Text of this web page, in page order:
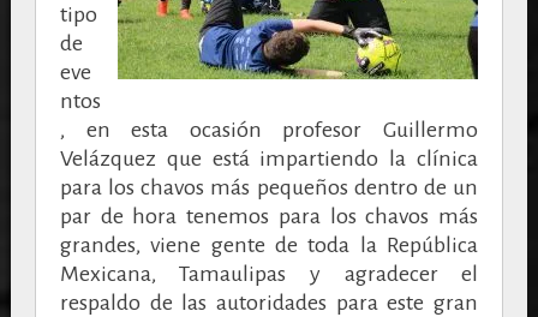
tipo
de
eve
ntos
, en esta ocasión profesor Guillermo
Velázquez que está impartiendo la clínica
para los chavos más pequeños dentro de un
par de hora tenemos para los chavos más
grandes, viene gente de toda la República
Mexicana, Tamaulipas y agradecer el
respaldo de las autoridades para este gran